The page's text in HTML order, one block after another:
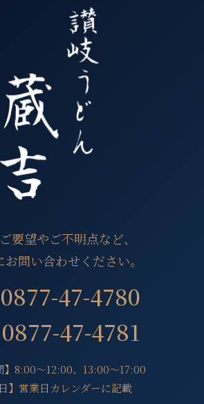
要望やご不明点など、
問い合わせください。
0877-47-4780
0877-47-4781
】8:00～12:00、13:00～17:00
】営業日カレンダーに記載